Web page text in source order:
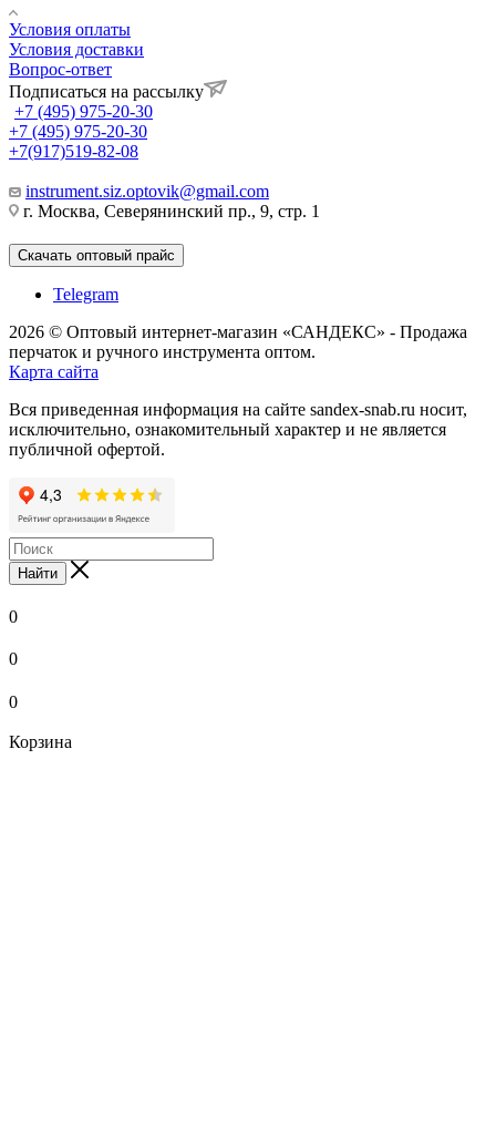
Условия оплаты
Условия доставки
Вопрос-ответ
Подписаться на рассылку
+7 (495) 975-20-30
+7 (495) 975-20-30
+7(917)519-82-08
instrument.siz.optovik@gmail.com
г. Москва, Северянинский пр., 9, стр. 1
Скачать оптовый прайс
Telegram
2026 © Оптовый интернет-магазин «САНДЕКС» - Продажа
перчаток и ручного инструмента оптом.
Карта сайта
Вся приведенная информация на сайте sandex-snab.ru носит,
исключительно, ознакомительный характер и не является
публичной офертой.
Найти
0
0
0
Корзина